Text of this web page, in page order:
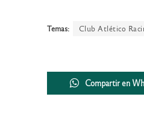
Temas: Club Atlético
Compartir en